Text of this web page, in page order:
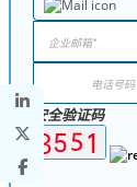
安全验证码